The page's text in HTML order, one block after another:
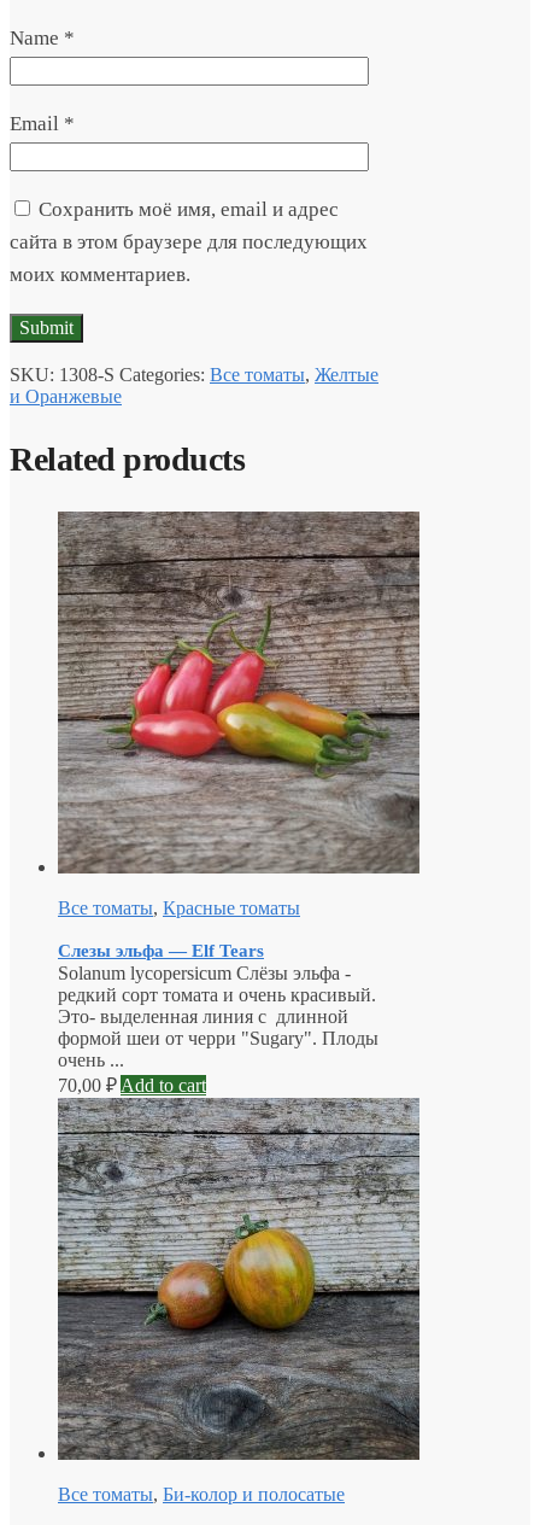
Name *
Email *
Сохранить моё имя, email и адрес
сайта в этом браузере для последующих
моих комментариев.
SKU: 1308-S Categories: Все томаты, Желтые
и Оранжевые
Related products
Все томаты, Красные томаты
Слезы эльфа — Elf Tears
Solanum lycopersicum Слёзы эльфа -
редкий сорт томата и очень красивый.
Это- выделенная линия с длинной
формой шеи от черри "Sugary". Плоды
очень ...
70,00 ₽ Add to cart
Все томаты, Би-колор и полосатые